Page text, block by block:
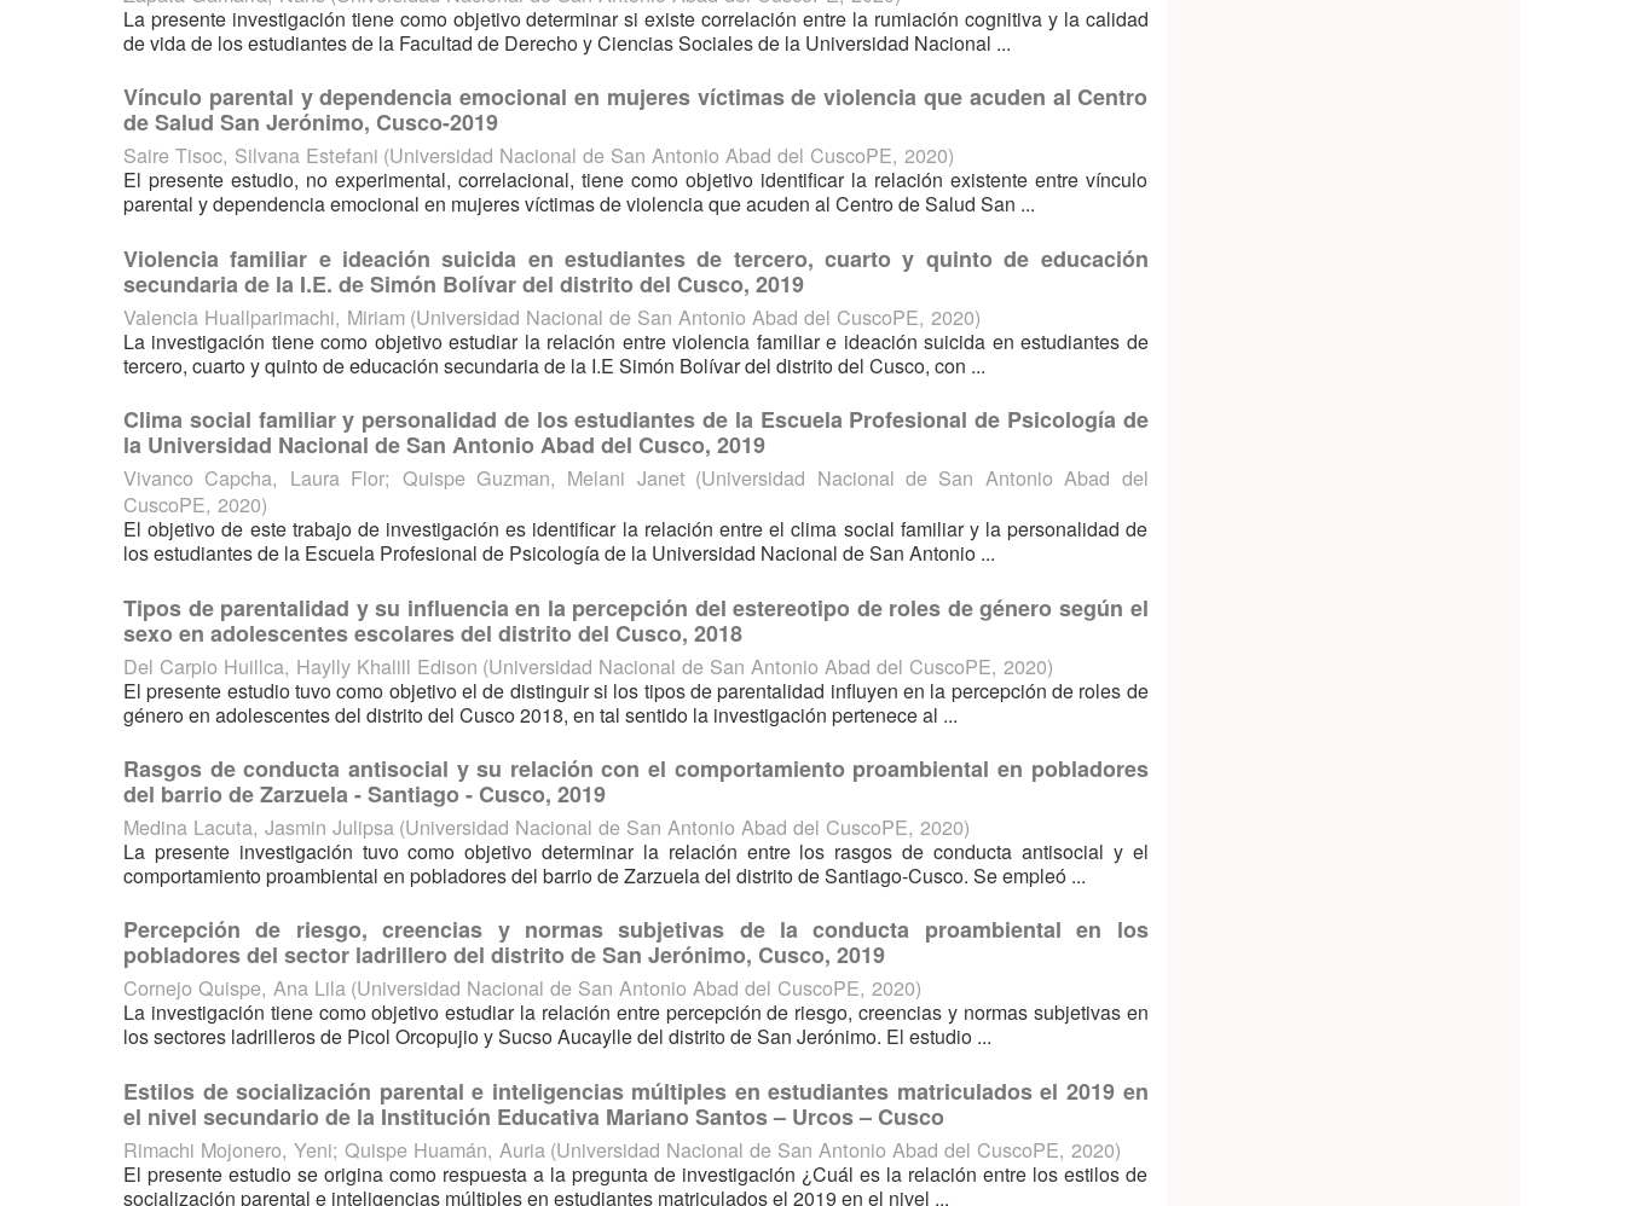
La presente investigación tiene como objetivo determinar si existe correlación entre la rumiación cognitiva y la calidad
de vida de los estudiantes de la Facultad de Derecho y Ciencias Sociales de la Universidad Nacional ...
Vínculo parental y dependencia emocional en mujeres víctimas de violencia que acuden al Centro
de Salud San Jerónimo, Cusco-2019
Saire Tisoc, Silvana Estefani (Universidad Nacional de San Antonio Abad del CuscoPE, 2020)
El presente estudio, no experimental, correlacional, tiene como objetivo identificar la relación existente entre vínculo
parental y dependencia emocional en mujeres víctimas de violencia que acuden al Centro de Salud San ...
Violencia familiar e ideación suicida en estudiantes de tercero, cuarto y quinto de educación
secundaria de la I.E. de Simón Bolívar del distrito del Cusco, 2019
Valencia Huallparimachi, Miriam (Universidad Nacional de San Antonio Abad del CuscoPE, 2020)
La investigación tiene como objetivo estudiar la relación entre violencia familiar e ideación suicida en estudiantes de
tercero, cuarto y quinto de educación secundaria de la I.E Simón Bolívar del distrito del Cusco, con ...
Clima social familiar y personalidad de los estudiantes de la Escuela Profesional de Psicología de
la Universidad Nacional de San Antonio Abad del Cusco, 2019
Vivanco Capcha, Laura Flor; Quispe Guzman, Melani Janet (Universidad Nacional de San Antonio Abad del
CuscoPE, 2020)
El objetivo de este trabajo de investigación es identificar la relación entre el clima social familiar y la personalidad de
los estudiantes de la Escuela Profesional de Psicología de la Universidad Nacional de San Antonio ...
Tipos de parentalidad y su influencia en la percepción del estereotipo de roles de género según el
sexo en adolescentes escolares del distrito del Cusco, 2018
Del Carpio Huillca, Haylly Khalill Edison (Universidad Nacional de San Antonio Abad del CuscoPE, 2020)
El presente estudio tuvo como objetivo el de distinguir si los tipos de parentalidad influyen en la percepción de roles de
género en adolescentes del distrito del Cusco 2018, en tal sentido la investigación pertenece al ...
Rasgos de conducta antisocial y su relación con el comportamiento proambiental en pobladores
del barrio de Zarzuela - Santiago - Cusco, 2019
Medina Lacuta, Jasmin Julipsa (Universidad Nacional de San Antonio Abad del CuscoPE, 2020)
La presente investigación tuvo como objetivo determinar la relación entre los rasgos de conducta antisocial y el
comportamiento proambiental en pobladores del barrio de Zarzuela del distrito de Santiago-Cusco. Se empleó ...
Percepción de riesgo, creencias y normas subjetivas de la conducta proambiental en los
pobladores del sector ladrillero del distrito de San Jerónimo, Cusco, 2019
Cornejo Quispe, Ana Lila (Universidad Nacional de San Antonio Abad del CuscoPE, 2020)
La investigación tiene como objetivo estudiar la relación entre percepción de riesgo, creencias y normas subjetivas en
los sectores ladrilleros de Picol Orcopujio y Sucso Aucaylle del distrito de San Jerónimo. El estudio ...
Estilos de socialización parental e inteligencias múltiples en estudiantes matriculados el 2019 en
el nivel secundario de la Institución Educativa Mariano Santos – Urcos – Cusco
Rimachi Mojonero, Yeni; Quispe Huamán, Auria (Universidad Nacional de San Antonio Abad del CuscoPE, 2020)
El presente estudio se origina como respuesta a la pregunta de investigación ¿Cuál es la relación entre los estilos de
socialización parental e inteligencias múltiples en estudiantes matriculados el 2019 en el nivel ...